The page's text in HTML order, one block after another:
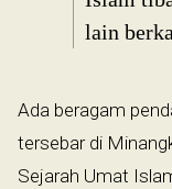
lain
Ada beragam
tersebar di
Sejarah Umat